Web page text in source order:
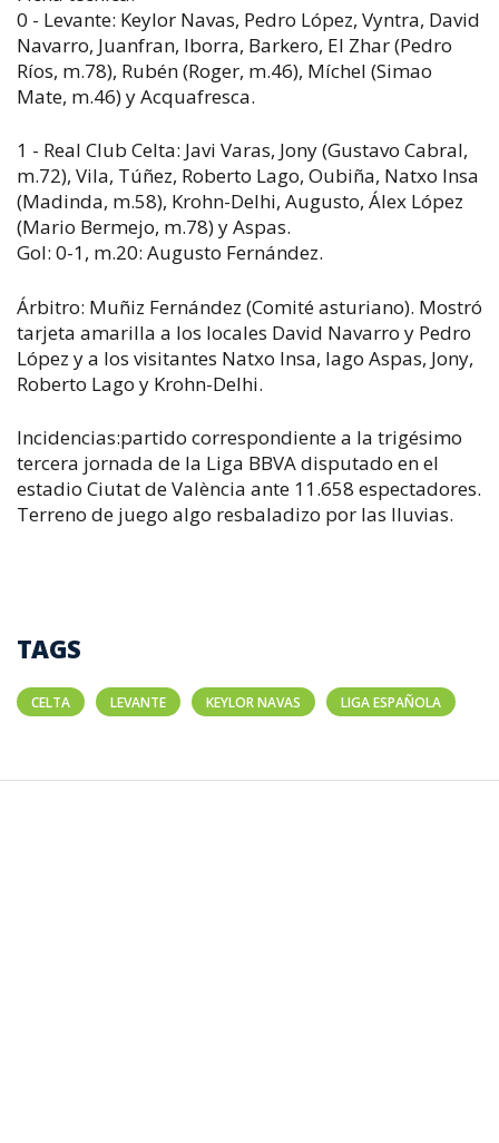
0 - Levante: Keylor Navas, Pedro López, Vyntra, David
Navarro, Juanfran, Iborra, Barkero, El Zhar (Pedro
Ríos, m.78), Rubén (Roger, m.46), Míchel (Simao
Mate, m.46) y Acquafresca.
1 - Real Club Celta: Javi Varas, Jony (Gustavo Cabral,
m.72), Vila, Túñez, Roberto Lago, Oubiña, Natxo Insa
(Madinda, m.58), Krohn-Delhi, Augusto, Álex López
(Mario Bermejo, m.78) y Aspas.
Gol: 0-1, m.20: Augusto Fernández.
Árbitro: Muñiz Fernández (Comité asturiano). Mostró
tarjeta amarilla a los locales David Navarro y Pedro
López y a los visitantes Natxo Insa, Iago Aspas, Jony,
Roberto Lago y Krohn-Delhi.
Incidencias:partido correspondiente a la trigésimo
tercera jornada de la Liga BBVA disputado en el
estadio Ciutat de València ante 11.658 espectadores.
Terreno de juego algo resbaladizo por las lluvias.
TAGS
CELTA LEVANTE KEYLOR NAVAS LIGA ESPAÑOLA